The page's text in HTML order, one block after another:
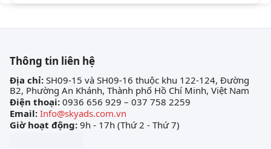
Thông tin liên hệ
Địa chỉ: SH09-15 và SH09-16 thuộc khu 122-124, Đường
B2, Phường An Khánh, Thành phố Hồ Chí Minh, Việt Nam
Điện thoại: 0936 656 929 – 037 758 2259
Email: Info@skyads.com.vn
Giờ hoạt động: 9h - 17h (Thứ 2 - Thứ 7)